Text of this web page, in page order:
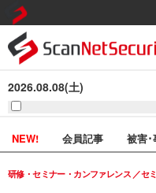
2026.08.08(土)
NEW! 会員記事 被害･
研修・セミナー・カンファレンス セ